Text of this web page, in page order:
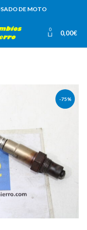
DE MOTO
0 0,00€
-75%